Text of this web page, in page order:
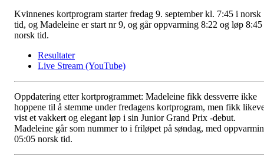
Kvinnenes kortprogram starter fredag 9. september kl. 7:45 i norsk
tid, og Madeleine er start nr 9, og går oppvarming 8:22 og løp 8:45
norsk tid.
Resultater
Live Stream (YouTube)
Oppdatering etter kortprogrammet: Madeleine fikk dessverre ikke
hoppene til å stemme under fredagens kortprogram, men fikk
vist et vakkert og elegant løp i sin Junior Grand Prix -debut.
Madeleine går som nummer to i friløpet på søndag, med
05:05 norsk tid.